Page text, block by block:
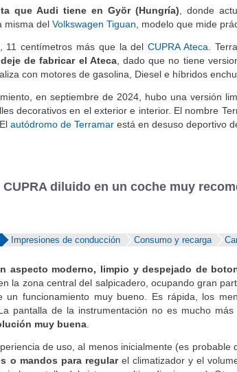
que Audi tiene en Györ (Hungría), donde
11 centímetros más que la del CUPRA Ateca .
de fabricar el Ateca, dado que no tiene
en septiembre de 2024, hubo una versión
decorativos en el exterior e interior. El nombre
CUPRA diluido en un coche muy
aspecto moderno, limpio y despejado de
la zona central del salpicadero, ocupando gran
funcionamiento muy bueno. Es rápida, los
pantalla de la instrumentación no es mucho más
de uso, al menos inicialmente (es